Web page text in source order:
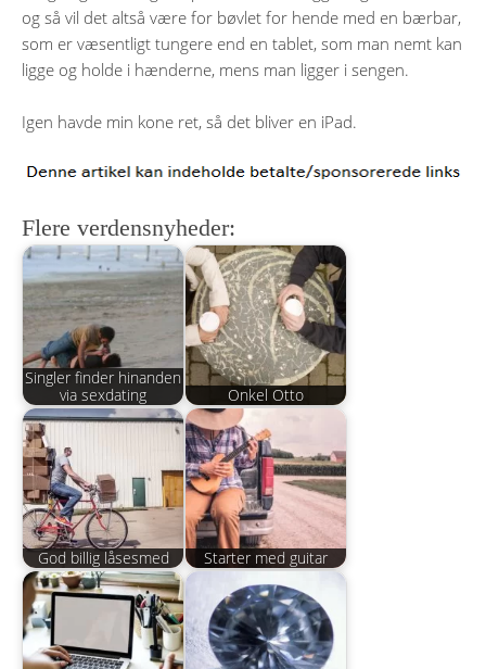
og så vil det altså være for bøvlet for hende med en bærbar,
som er væsentligt tungere end en tablet, som man nemt kan
ligge og holde i hænderne, mens man ligger i sengen.
Igen havde min kone ret, så det bliver en iPad.
Flere verdensnyheder:
Singler finder hinanden
via sexdating
Onkel Otto
God billig låsesmed Starter med guitar